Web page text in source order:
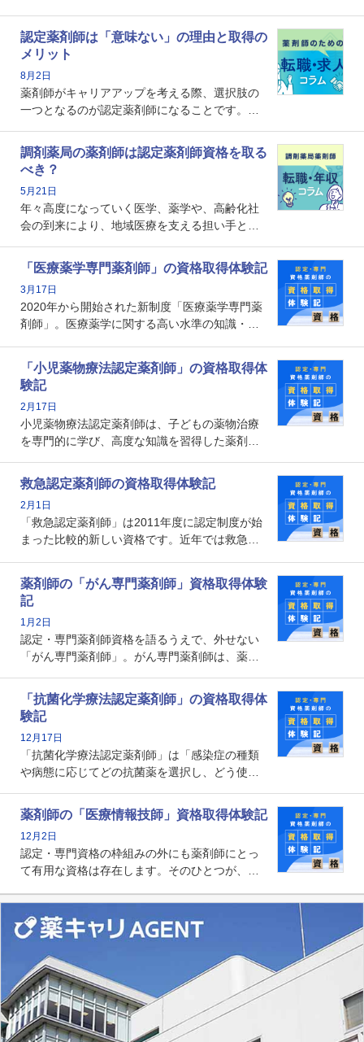
認定薬剤師は「意味ない」の理由と取得の
メリット
8月2日
薬剤師がキャリアアップを考える際、選択肢の
一つとなるのが認定薬剤師になることです。し
という声を聞いたことがあるかもしれません。
本記事では、認定薬剤師が「意味ない」といわ
れる理由や、取得するメリット、年収・キャリ
アへの影響を解説します。
調剤薬局の薬剤師は認定薬剤師資格を取る
べき？
5月21日
年々高度になっていく医学、薬学や、高齢化社
会の到来により、地域医療を支える担い手とし
で、重要度が増しているのが認定薬剤師という
資格です。認定薬剤師とはいったいどんな資格
なのでしょうか。それを取得するとどのような
メリットがあるのでしょうか。
「医療薬学専門薬剤師」の資格取得体験記
3月17日
2020年から開始された新制度「医療薬学専門薬
剤師」。医療薬学に関する高い水準の知識・技
剤師としての専門性を示す客観的な根拠の一つ
となります。取得要件は多岐に渡り、審査も複
数回ありますが、患者さんに対して一定の能力
の証明になる資格と言えます。
「小児薬物療法認定薬剤師」の資格取得体
験記
2月17日
小児薬物療法認定薬剤師は、子どもの薬物治療
を専門的に学び、高度な知識を習得した薬剤師
や、特有の疾患、心理状況を理解し、専門性を
深めることで、子どもとその保護者に寄り添え
る存在です。今回はそんな小児薬物療法認定薬
剤師の取得体験記をご紹介します。
救急認定薬剤師の資格取得体験記
2月1日
「救急認定薬剤師」は2011年度に認定制度が始
まった比較的新しい資格です。近年では救急病
とから、救急認定薬剤師を目指す病院薬剤師も
増えているのではないでしょうか。今回はそん
な救急認定薬剤師の取得体験記をご紹介しま
す。
薬剤師の「がん専門薬剤師」資格取得体験
記
1月2日
認定・専門薬剤師資格を語るうえで、外せない
「がん専門薬剤師」。がん専門薬剤師は、薬剤
関する資格として、2009年に発足しました。薬
剤師の専門性を活かして高度化するがん医療に
貢献する姿は、今も病院薬剤師にとって一目置
かれる存在です。
「抗菌化学療法認定薬剤師」の資格取得体
験記
12月17日
「抗菌化学療法認定薬剤師」は「感染症の種類
や病態に応じてどの抗菌薬を選択し、どう使っ
る薬剤師です。現在、感染防止対策加算の施設
基準に専任の薬剤師配置が挙げられており、今
後は感染症領域で薬剤師に、より多くの役割が
求められる可能性もあります。
薬剤師の「医療情報技師」資格取得体験記
12月2日
認定・専門資格の枠組みの外にも薬剤師にとっ
て有用な資格は存在します。そのひとつが、
査データ、投薬歴など非常に多岐にわたる医療
データを利活用し、またシステム管理できるこ
とは、病院薬剤師を中心に大きな武器になりま
す。